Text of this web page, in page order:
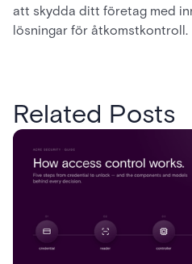
att skydda ditt företag med
lösningar för åtkomstkontroll.
Related Posts